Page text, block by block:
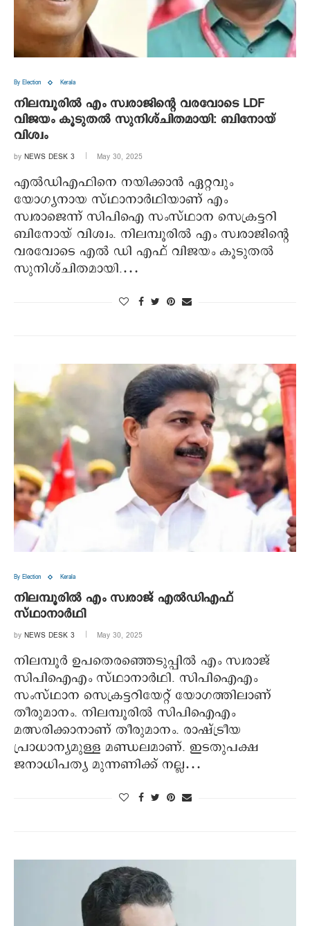
By Election Kerala
നിലമ്പൂരില്‍ എം സ്വരാജിന്റെ വരവോടെ LDF
വിജയം കൂടുതല്‍ സുനിശ്ചിതമായി: ബിനോയ്
വിശ്വം
by NEWS DESK 3 May 30, 2025
എല്‍ഡിഎഫിനെ നയിക്കാന്‍ ഏറ്റവും
യോഗ്യനായ സ്ഥാനാര്‍ഥിയാണ് എം
സ്വരാജെന്ന് സിപിഐ സംസ്ഥാന സെക്രട്ടറി
ബിനോയ് വിശ്വം. നിലമ്പൂരില്‍ എം സ്വരാജിന്റെ
വരവോടെ എല്‍ ഡി എഫ് വിജയം കൂടുതല്‍
സുനിശ്ചിതമായി.…
By Election Kerala
നിലമ്പൂരില്‍ എം സ്വരാജ് എല്‍ഡിഎഫ്
സ്ഥാനാര്‍ഥി
by NEWS DESK 3 May 30, 2025
നിലമ്പൂര്‍ ഉപതെരഞ്ഞെടുപ്പില്‍ എം സ്വരാജ്
സിപിഐഎം സ്ഥാനാര്‍ഥി. സിപിഐഎം
സംസ്ഥാന സെക്രട്ടറിയേറ്റ് യോഗത്തിലാണ്
തീരുമാനം. നിലമ്പൂരില്‍ സിപിഐഎം
മത്സരിക്കാനാണ് തീരുമാനം. രാഷ്ട്രീയ
പ്രാധാന്യമുള്ള മണ്ഡലമാണ്. ഇടതുപക്ഷ
ജനാധിപത്യ മുന്നണിക്ക് നല്ല…